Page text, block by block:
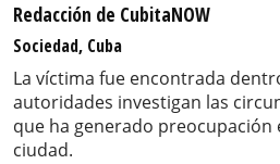
Redacción de CubitaNOW
Sociedad, Cuba
La víctima fue encontrada
autoridades investigan las
que ha generado preocupación
ciudad.